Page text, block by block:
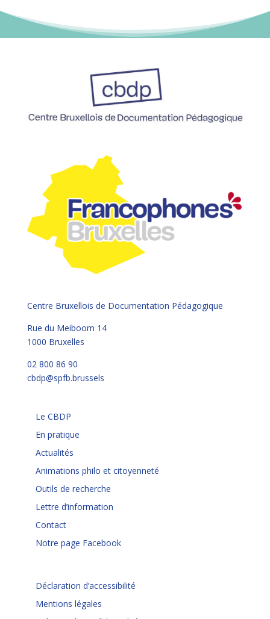
Centre Bruxellois de Documentation Pédagogique
Rue du Meiboom 14
1000 Bruxelles
02 800 86 90
cbdp@spfb.brussels
Le CBDP
En pratique
Actualités
Animations philo et citoyenneté
Outils de recherche
Lettre d’information
Contact
Notre page Facebook
Déclaration d’accessibilité
Mentions légales